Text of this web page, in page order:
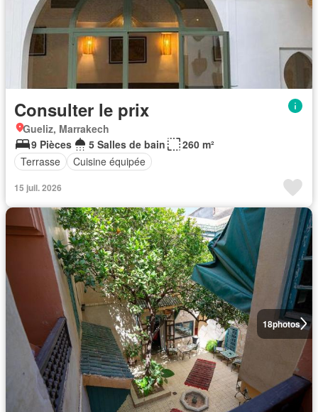
Consulter le prix
Gueliz, Marrakech
9 Pièces
5 Salles de bain
260 m²
Terrasse
Cuisine équipée
15 juil. 2026
18photos